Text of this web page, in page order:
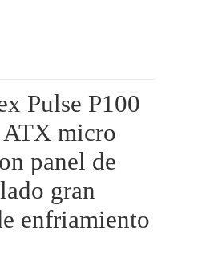
Pulse P100
micro
panel de
gran
enfriamiento